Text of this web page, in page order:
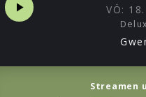
VÖ:
Streamen